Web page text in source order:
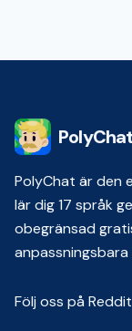
PolyChat
PolyChat är den
lär dig 17 språk
obegränsad
anpassningsbara
Följ oss på Reddit